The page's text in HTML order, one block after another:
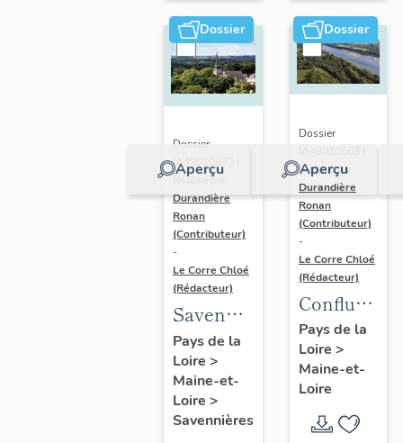
Dossier
Aperçu
Dossier
IA49010832 |
Réalisé par
Durandière
Ronan
(Contributeur)
-
Le Corre Chloé
(Rédacteur)
Savennières
:
présentation
de la
commune
Pays de la
Loire >
Maine-et-
Loire >
Savennières
Dossier
Aperçu
Dossier
Réalisé par
Durandière
Ronan
(Contributeur)
-
Le Corre Chloé
(Rédacteur)
Confluence
Maine-
Loire :
d'étude
Pays de la
Loire >
Maine-et-
Loire